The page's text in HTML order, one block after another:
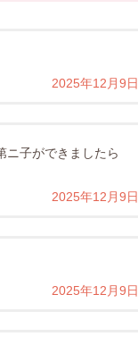
2025年12月9日
ニ子ができましたら
2025年12月9日
2025年12月9日